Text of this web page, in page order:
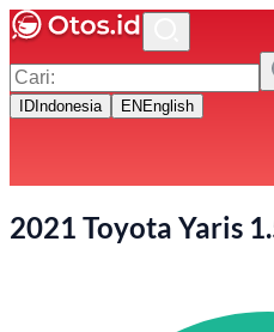
ID Indonesia EN English
2021 Toyota Yaris